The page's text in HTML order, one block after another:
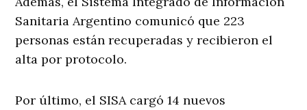
Sanitaria Argentino comunicó que 223
personas están recuperadas y recibieron el
alta por protocolo.
Por último, el SISA cargó 14 nuevos